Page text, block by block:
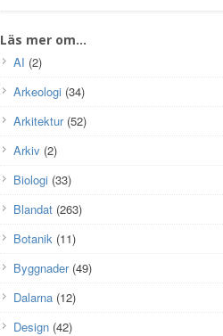
Läs mer om…
AI (2)
Arkeologi (34)
Arkitektur(52)
Arkiv (2)
Biologi (33)
Blandat (263)
Botanik (11)
Byggnader(49)
Dalarna (12)
Design (42)